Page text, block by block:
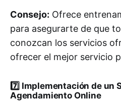
Consejo: Ofrece
para asegurarte de que
conozcan los servicios
ofrecer el mejor servicio
7️⃣ Implementación de un
Agendamiento Online